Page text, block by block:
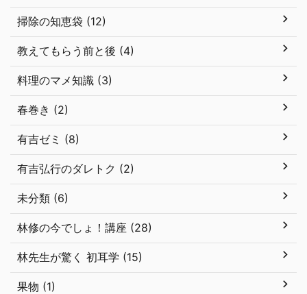
掃除の知恵袋 (12)
教えてもらう前と後 (4)
料理のマメ知識 (3)
春巻き (2)
有吉ゼミ (8)
有吉弘行のダレトク (2)
未分類 (6)
林修の今でしょ！講座 (28)
林先生が驚く 初耳学 (15)
果物 (1)